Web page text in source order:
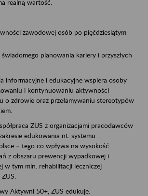
realną wartość.
zawodowej osób po pięćdziesiątym
planowania kariery i przyszłych
informacyjne i edukacyjne wspiera osoby
i kontynuowaniu aktywności
o zdrowie oraz przełamywaniu stereotypów
ZUS z organizacjami pracodawców
edukowania nt. systemu
– tego co wpływa na wysokość
z obszaru prewencji wypadkowej i
w tym min. rehabilitacji leczniczej
Aktywni 50+, ZUS edukuje: